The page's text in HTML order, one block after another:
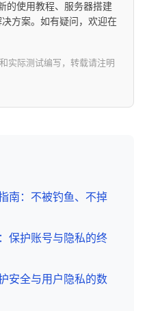
的使用教程、服务器搭建
方案。如有疑问，欢迎在
实际测试编写，转载请注明
南：不被钓鱼、不掉
保护账号与隐私的终
安全与用户隐私的数